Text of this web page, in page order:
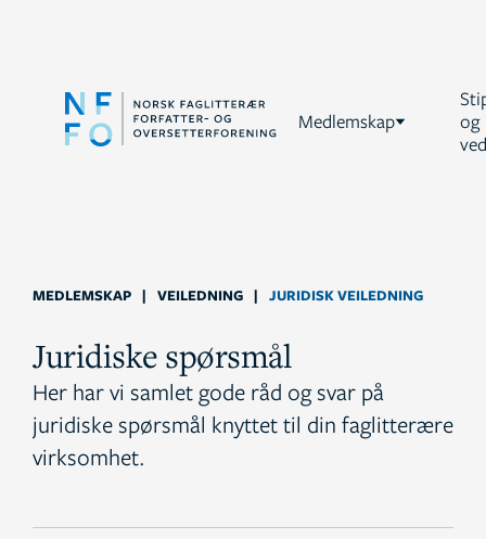
Medlemskap
og
MEDLEMSKAP | VEILEDNING | JURIDISK VEILEDNING
Juridiske spørsmål
Her har vi samlet gode råd og svar på
juridiske spørsmål knyttet til din faglitterære
virksomhet.